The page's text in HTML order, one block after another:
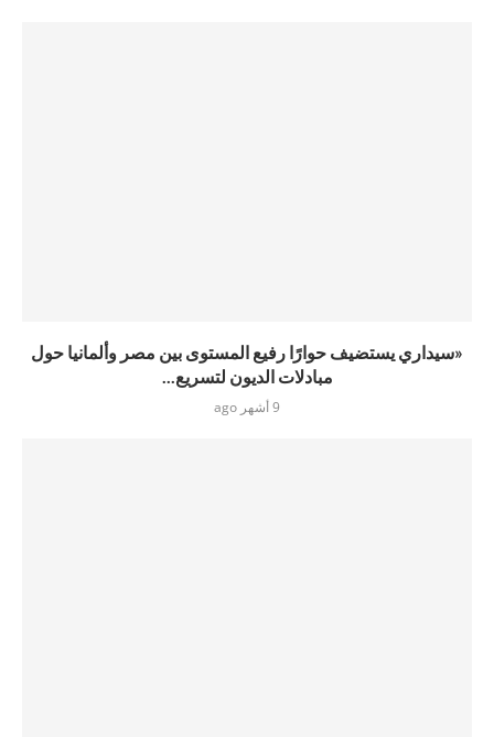
«سيداري يستضيف حوارًا رفيع المستوى بين مصر وألمانيا حول
مبادلات الديون لتسريع...
9 أشهر ago